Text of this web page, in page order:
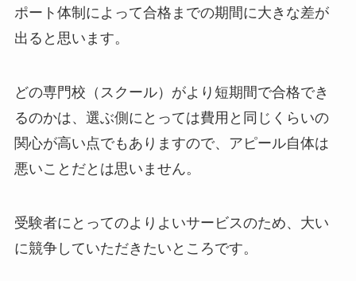
ポート体制によって合格までの期間に大きな差が
出ると思います。
どの専門校（スクール）がより短期間で合格でき
るのかは、選ぶ側にとっては費用と同じくらいの
関心が高い点でもありますので、アピール自体は
悪いことだとは思いません。
受験者にとってのよりよいサービスのため、大い
に競争していただきたいところです。